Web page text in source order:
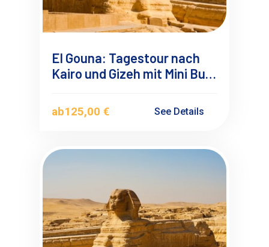
El Gouna: Tagestour nach
Kairo und Gizeh mit Mini Bus
ab125,00 € See Details